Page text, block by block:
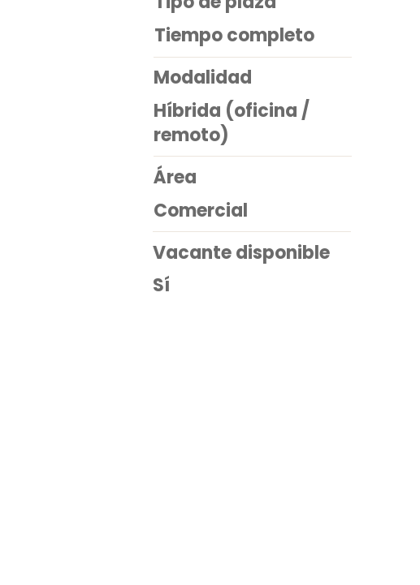
Tiempo completo
Modalidad
Híbrida (oficina /
remoto)
​Área
Comercial
Vacante disponible
Sí